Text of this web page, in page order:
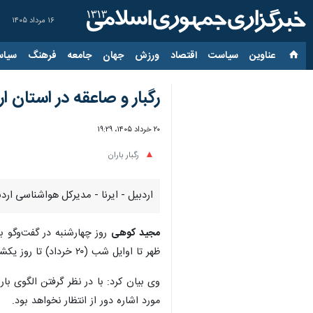
۱۶ مرداد ۱۴۰۵
عناوین‌ سیاست اقتصاد ورزش جهان جامعه فرهنگ
رگبار و صاعقه در استان
۲۰ خرداد ۱۴۰۵، ۱۹:۲۹